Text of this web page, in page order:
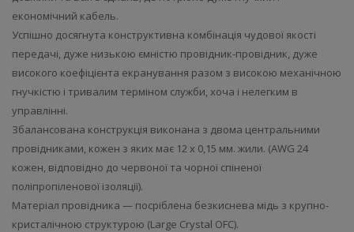
економічний кабель.
Успішно досягнута конструктивна комбінація чудової якості
передачі, дуже низькою ємністю провідник-провідник, дуже
високого коефіцієнта екранування разом з високою механічною
гнучкістю і тривалим терміном служби, хоча і нелегким в
управлінні.
Збалансована конструкція виконана з двома центральними
провідниками, кожен з яких має 12 x 0,15 мм. жили. (AWG 24
кожен, відповідно до червоної та чорної спіненої
поліпропіленової ізоляції).
Матеріал провідника — посріблена безкиснева мідь з крупно-
кристалічною структурою (Large Crystal OFC).